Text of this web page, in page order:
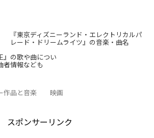
『東京ディズニーランド・エレクトリカルパ
レード・ドリームライツ』の音楽・曲名
』の歌や曲につい
者情報なども
作品と音楽 映画
スポンサーリンク